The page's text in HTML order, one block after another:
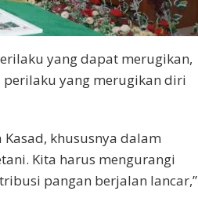
yang dapat merugikan,
yang merugikan diri
khususnya dalam
Kita harus mengurangi
pangan berjalan lancar,”